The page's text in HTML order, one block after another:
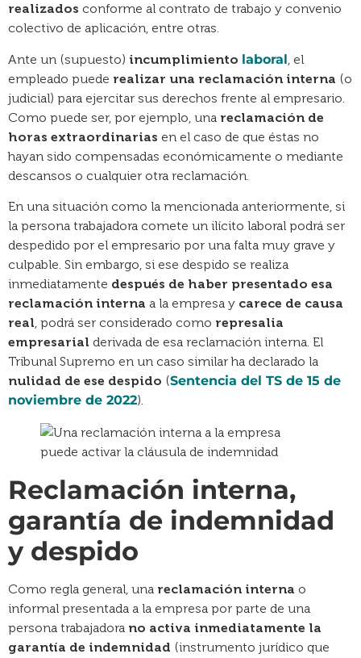
realizados conforme al contrato de trabajo y convenio
colectivo de aplicación, entre otras.
Ante un (supuesto) incumplimiento laboral , el
empleado puede realizar una reclamación interna (o
judicial) para ejercitar sus derechos frente al empresario.
Como puede ser, por ejemplo, una reclamación de
horas extraordinarias en el caso de que éstas no
hayan sido compensadas económicamente o mediante
descansos o cualquier otra reclamación.
En una situación como la mencionada anteriormente, si
la persona trabajadora comete un ilícito laboral podrá ser
despedido por el empresario por una falta muy grave y
culpable. Sin embargo, si ese despido se realiza
inmediatamente después de haber presentado esa
reclamación interna a la empresa y carece de causa
real, podrá ser considerado como represalia
empresarial derivada de esa reclamación interna. El
Tribunal Supremo en un caso similar ha declarado la
nulidad de ese despido (Sentencia del TS de 15 de
noviembre de 2022).
Reclamación interna,
garantía de indemnidad
y despido
Como regla general, una reclamación interna o
informal presentada a la empresa por parte de una
persona trabajadora no activa inmediatamente la
garantía de indemnidad (instrumento jurídico que